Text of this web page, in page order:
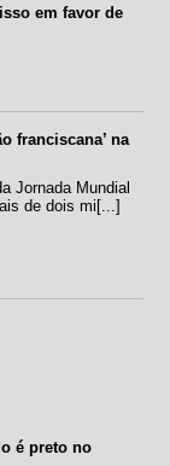
em favor de
franciscana’ na
Jornada Mundial
de dois mi[...]
é preto no